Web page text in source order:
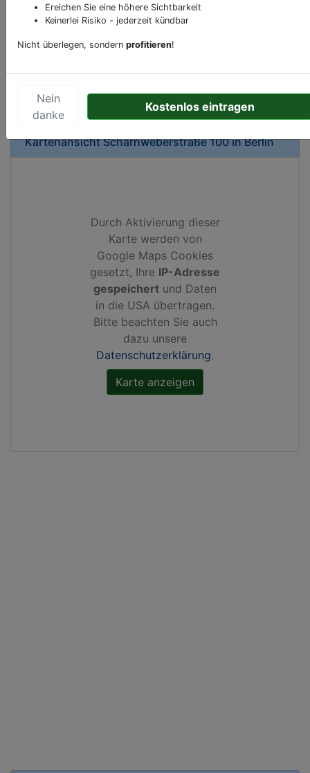
Klicken Sie bittehierum uns zu kontaktieren.
Gerne erweitern wir Ihren Firmeneintrag um
Sonderangebote odere besondere Services, die
Ihren Wettbewerbern abheben.
KartenansichtScharnweberstraße 100inBerlin
Durch Aktivierung dieser
Karte werden von
Google Maps Cookies
gesetzt, Ihre IP-Adresse
gespeichert und Daten
in die USA übertragen.
Bitte beachten Sie auch
dazu unsere
Datenschutzerklärung.
Ereichen Sie eine höhere Sichtbarkeit
Keinerlei Risiko - jederzeit kündbar
Nicht überlegen, sondern profitieren!
Nein
danke
Kostenlos eintragen